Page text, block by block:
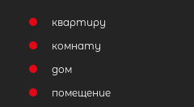
квартиру
комнату
дом
помещение